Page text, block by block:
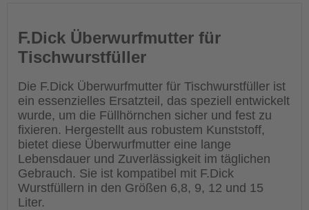
F.Dick Überwurfmutter für
Tischwurstfüller
Die F.Dick Überwurfmutter für Tischwurstfüller ist
ein essenzielles Ersatzteil, das speziell entwickelt
wurde, um die Füllhörnchen sicher und fest zu
fixieren. Hergestellt aus robustem Kunststoff,
bietet diese Überwurfmutter eine lange
Lebensdauer und Zuverlässigkeit im täglichen
Gebrauch. Sie ist kompatibel mit F.Dick
Wurstfüllern in den Größen 6,8, 9, 12 und 15
Liter.